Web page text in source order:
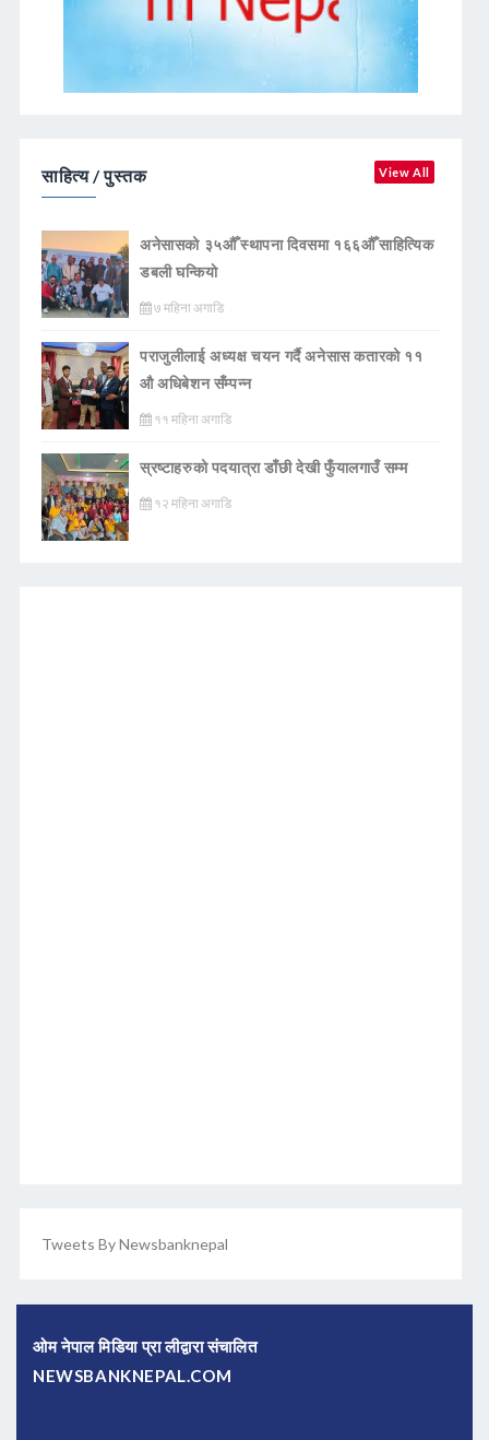
साहित्य / पुस्तक View All
अनेसासको ३५औँ स्थापना दिवसमा १६६औँ साहित्यिक
डबली घन्कियाे
७ महिना अगाडि
पराजुलीलाई अध्यक्ष चयन गर्दै अनेसास कतारको ११
औ अधिबेशन सँम्पन्न
११ महिना अगाडि
स्रष्टाहरुको पदयात्रा डाँछी देखी फुँयालगाउँ सम्म
१२ महिना अगाडि
Tweets By Newsbanknepal
ओम नेपाल मिडिया प्रा लीद्वारा संचालित
NEWSBANKNEPAL.COM